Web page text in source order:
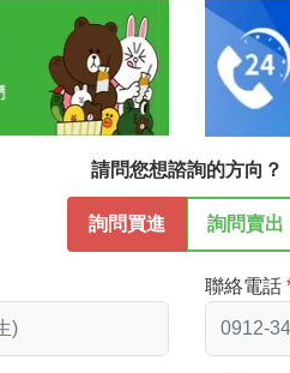
請問您想諮詢的方向？
詢問買進 詢問賣出
聯絡電話